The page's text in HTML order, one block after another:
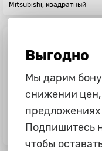
Mitsubishi, квадратный
185 ₽
Коврик на панель
квадратный
Выгодно
Мы дарим
снижении
Подпишитесь
чтобы